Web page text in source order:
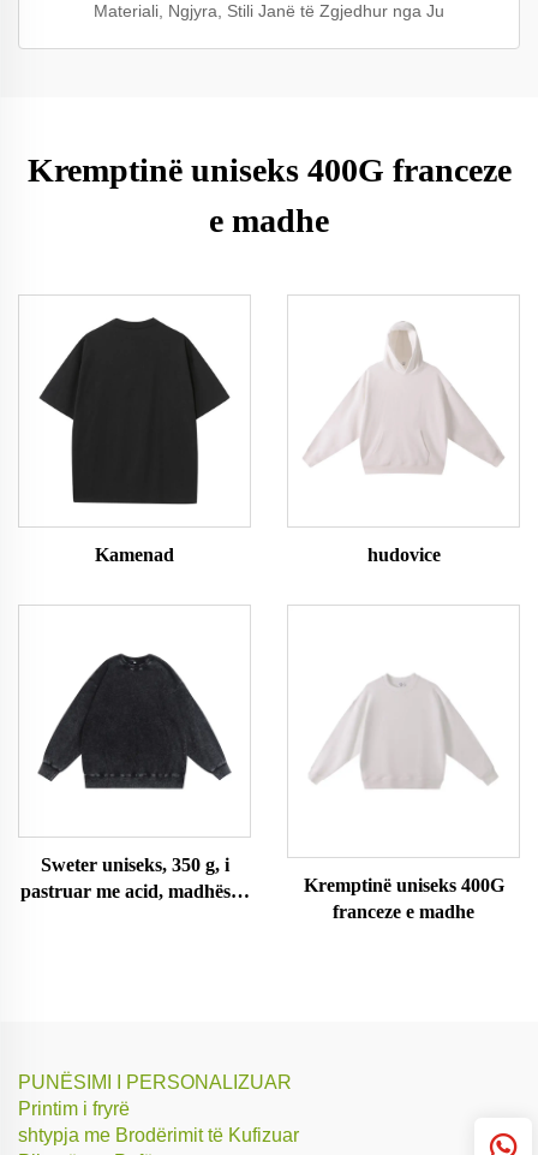
Materiali, Ngjyra, Stili Janë të Zgjedhur nga Ju
Kremptinë uniseks 400G franceze
e madhe
Kamenad hudovice
Sweter uniseks, 350 g, i
pastruar me acid, madhësi e
Kremptinë uniseks 400G
franceze e madhe
PUNËSIMI I PERSONALIZUAR
Printim i fryrë
shtypja me Brodërimit të Kufizuar